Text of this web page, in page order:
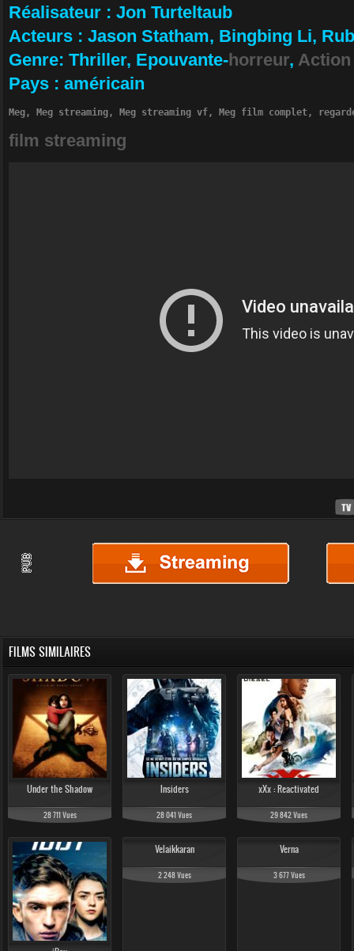
Ré­alisateur : Jon Turteltaub
Ac­teurs : Jason Statham, Bingbing Li,
Ge­nre: Thriller, Epouvante-horreur, Action
Pa­ys : américain
Meg, Meg streaming, Meg streaming vf, Meg film complet,
film streaming
FILMS SIMILAIRES
Under the Shadow
28 711 Vues
Insiders
28 041 Vues
xXx : Reactivated
29 842 Vues
Velaikkaran
2 248 Vues
Verna
3 677 Vues